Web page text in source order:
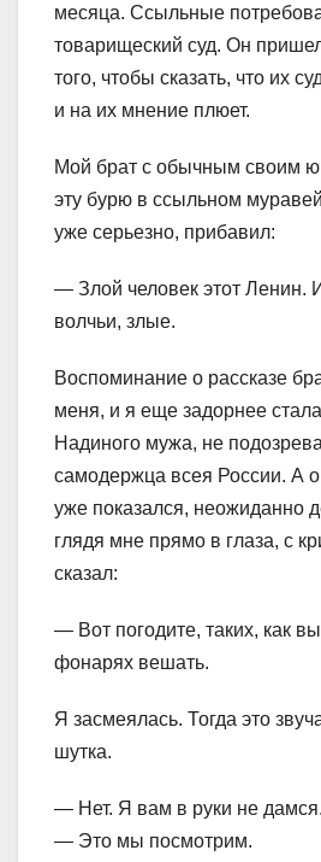
месяца. Ссыльные
товарищеский суд. Он
того, чтобы сказать, что их
и на их мнение плюет.
Мой брат с обычным своим
эту бурю в ссыльном
уже серьезно, прибавил:
— Злой человек этот Ленин.
волчьи, злые.
Воспоминание о рассказе
меня, и я еще задорнее
Надиного мужа, не
самодержца всея России. А
уже показался, неожиданно
глядя мне прямо в глаза, с
сказал:
— Вот погодите, таких, как
фонарях вешать.
Я засмеялась. Тогда это
шутка.
— Нет. Я вам в руки не дамся.
— Это мы посмотрим.